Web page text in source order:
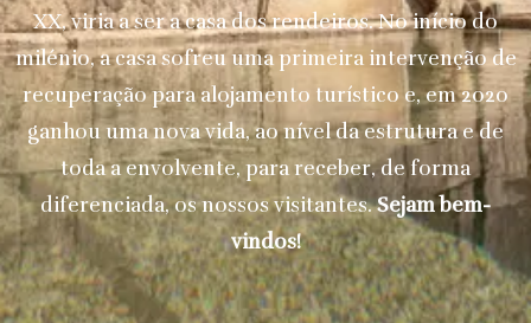
XX, viria a ser a casa dos rendeiros. No início do
milénio, a casa sofreu uma primeira intervenção de
recuperação para alojamento turístico e, em 2020
ganhou uma nova vida, ao nível da estrutura e de
toda a envolvente, para receber, de forma
diferenciada, os nossos visitantes.Sejam bem-
vindos!